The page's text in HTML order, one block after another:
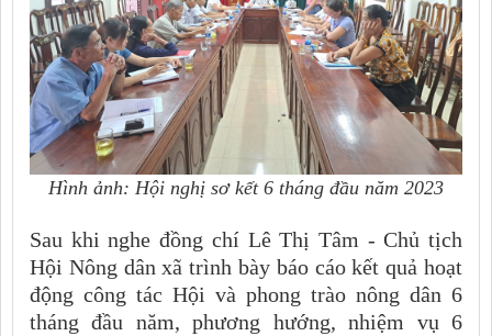
Hình ảnh: Hội nghị sơ kết 6 tháng đầu năm 2023
Sau khi nghe đồng chí Lê Thị Tâm - Chủ tịch
Hội Nông dân xã trình bày báo cáo kết quả hoạt
động công tác Hội và phong trào nông dân 6
tháng đầu năm, phương hướng, nhiệm vụ 6